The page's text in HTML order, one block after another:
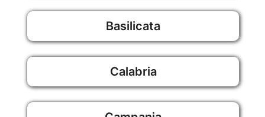
Basilicata
Calabria